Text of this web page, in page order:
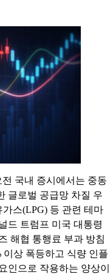
국내 증시에서는 중동
글로벌 공급망 차질 우
스(LPG) 등 관련 테마
드 트럼프 미국 대통령
해협 통행료 부과 방침
이상 폭등하고 식량 인플
인으로 작용하는 양상이